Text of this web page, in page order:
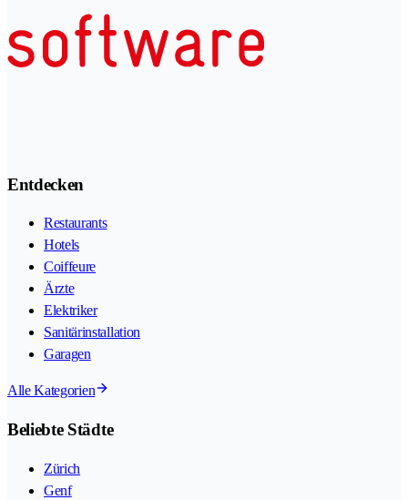
Entdecken
Restaurants
Hotels
Coiffeure
Ärzte
Elektriker
Sanitärinstallation
Garagen
Alle Kategorien
Beliebte Städte
Zürich
Genf